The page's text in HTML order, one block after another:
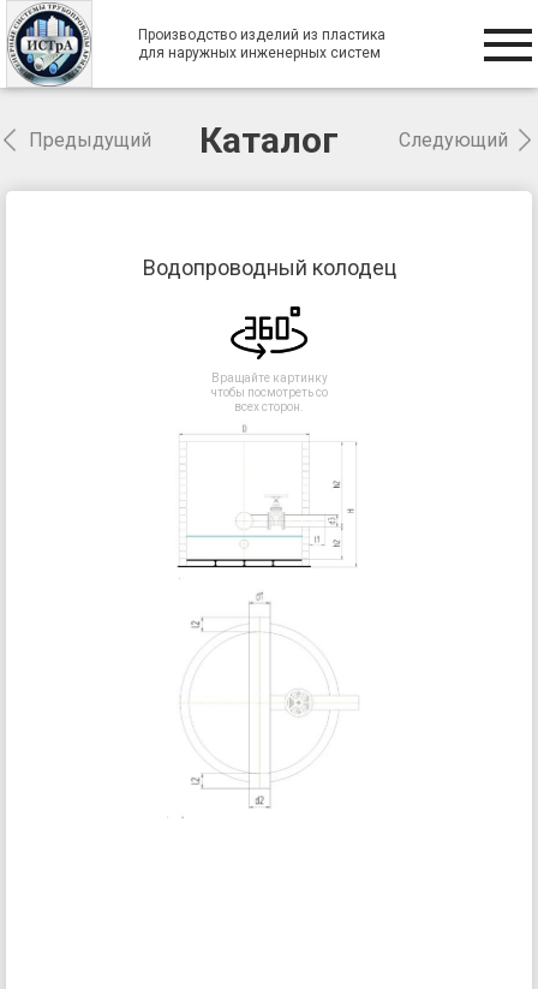
Производство изделий из пластика
для наружных инженерных систем
Предыдущий Каталог Следующий
Водопроводный колодец
Вращайте картинку
чтобы посмотреть со
всех сторон.